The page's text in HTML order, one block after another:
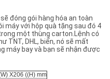
đóng gói hàng hóa an toàn
máy với hộp quà tặng sau đó 4
một thùng carton.Lệnh có
TNT, DHL, biển, nó sẽ mất
máy bay và bạn sẽ nhận được
X206 ((H) mm